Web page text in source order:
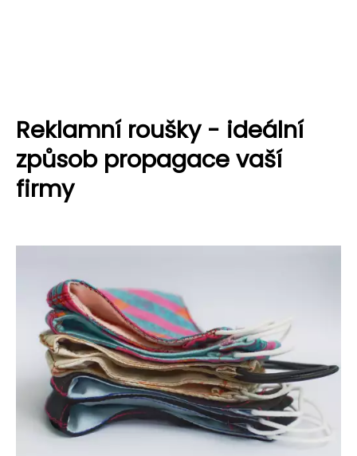
Reklamní roušky - ideální
způsob propagace vaší
firmy